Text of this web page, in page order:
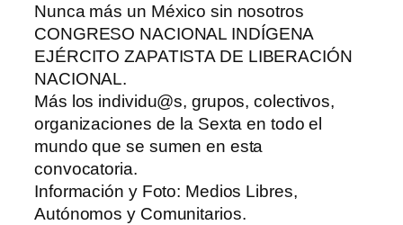
Nunca más un México sin nosotros
CONGRESO NACIONAL INDÍGENA
EJÉRCITO ZAPATISTA DE LIBERACIÓN
NACIONAL.
Más los individu@s, grupos, colectivos,
organizaciones de la Sexta en todo el
mundo que se sumen en esta
convocatoria.
Información y Foto: Medios Libres,
Autónomos y Comunitarios.